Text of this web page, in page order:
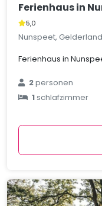
Ferienhaus in
5,0
Nunspeet,
Ferienhaus in
2personen
1schlafzimmer